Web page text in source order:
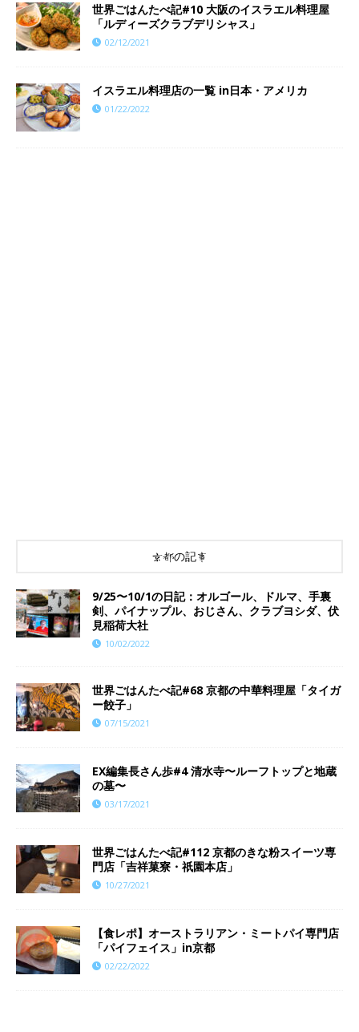
世界ごはんたべ記#10 大阪のイスラエル料理屋
「ルディーズクラブデリシャス」
02/12/2021
イスラエル料理店の一覧 in日本・アメリカ
01/22/2022
京都の記事
9/25〜10/1の日記：オルゴール、ドルマ、手裏
剣、パイナップル、おじさん、クラブヨシダ、伏
見稲荷大社
10/02/2022
世界ごはんたべ記#68 京都の中華料理屋「タイガ
ー餃子」
07/15/2021
EX編集長さん歩#4 清水寺〜ルーフトップと地蔵
の墓〜
03/17/2021
世界ごはんたべ記#112 京都のきな粉スイーツ専
門店「吉祥菓寮・祇園本店」
10/27/2021
【食レポ】オーストラリアン・ミートパイ専門店
「パイフェイス」in京都
02/22/2022